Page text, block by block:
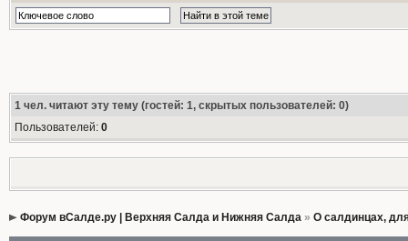
1чел. читают эту тему (гостей: 1, скрытых пользователей: 0)
Пользователей: 0
Форум вСалде.ру | Верхняя Салда и Нижняя Салда» О салдинцах,